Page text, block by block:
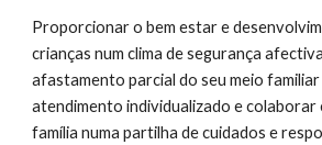
Proporcionar o bem estar e
crianças num clima de segurança
afastamento parcial do seu meio
atendimento individualizado e
família numa partilha de cuidados e